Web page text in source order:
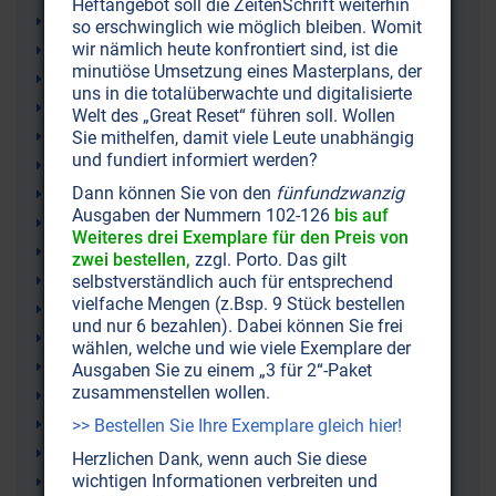
Dr. med. Alexander Wunsch
Glühlampen
Quecksilber-Resonanz
Energie
Gesundheit
Quecksilberlicht
Lichtbiologie
Augen
Blaulichtgefahr
Melatonin
Vollspektrumlicht
Grauer Star
Klima (-schutz)
Umweltbelastung
Sonnenlicht
Licht
Hormonelle Störungen
Heftangebot soll die ZeitenSchrift weiterhin
so erschwinglich wie möglich bleiben. Womit
wir nämlich heute konfrontiert sind, ist die
minutiöse Umsetzung eines Masterplans, der
uns in die totalüberwachte und digitalisierte
Welt des „Great Reset“ führen soll. Wollen
Sie mithelfen, damit viele Leute unabhängig
und fundiert informiert werden?
Dann können Sie von den fünfundzwanzig
Ausgaben der Nummern 102-126 bis auf
Weiteres drei Exemplare für den Preis von
zwei bestellen, zzgl. Porto. Das gilt
selbstverständlich auch für entsprechend
vielfache Mengen (z.Bsp. 9 Stück bestellen
und nur 6 bezahlen). Dabei können Sie frei
wählen, welche und wie viele Exemplare der
Ausgaben Sie zu einem „3 für 2“-Paket
zusammenstellen wollen.
>> Bestellen Sie Ihre Exemplare gleich hier!
Herzlichen Dank, wenn auch Sie diese
wichtigen Informationen verbreiten und